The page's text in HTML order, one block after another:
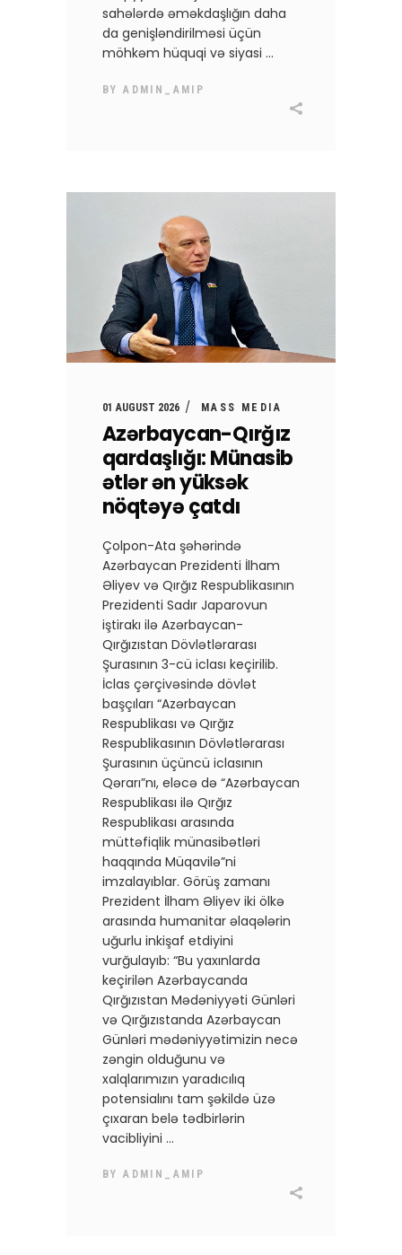
sahələrdə əməkdaşlığın daha
da genişləndirilməsi üçün
möhkəm hüquqi və siyasi
BYADMIN_AMIP
01 AUGUST 2026 MASS MEDIA
Azərbaycan-Qırğız
qardaşlığı: Münasib
ətlər ən yüksək
nöqtəyə çatdı
Çolpon-Ata şəhərində
Azərbaycan Prezidenti İlham
Əliyev və Qırğız Respublikasının
Prezidenti Sadır Japarovun
iştirakı ilə Azərbaycan-
Qırğızıstan Dövlətlərarası
Şurasının 3-cü iclası keçirilib.
İclas çərçivəsində dövlət
başçıları “Azərbaycan
Respublikası və Qırğız
Respublikasının Dövlətlərarası
Şurasının üçüncü iclasının
Qərarı”nı, eləcə də “Azərbaycan
Respublikası ilə Qırğız
Respublikası arasında
müttəfiqlik münasibətləri
haqqında Müqavilə”ni
imzalayıblar. Görüş zamanı
Prezident İlham Əliyev iki ölkə
arasında humanitar əlaqələrin
uğurlu inkişaf etdiyini
vurğulayıb: “Bu yaxınlarda
keçirilən Azərbaycanda
Qırğızıstan Mədəniyyəti Günləri
və Qırğızıstanda Azərbaycan
Günləri mədəniyyətimizin necə
zəngin olduğunu və
xalqlarımızın yaradıcılıq
potensialını tam şəkildə üzə
çıxaran belə tədbirlərin
vacibliyini
BYADMIN_AMIP